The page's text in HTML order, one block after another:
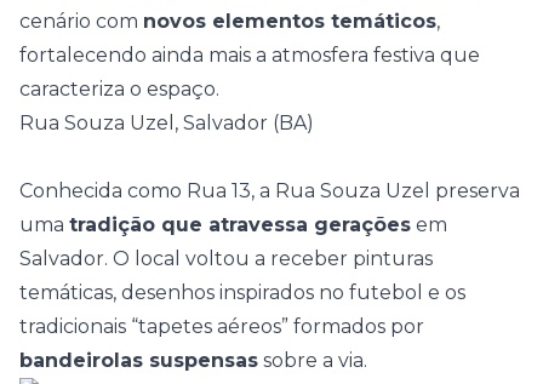
cenário com novos elementos temáticos,
fortalecendo ainda mais a atmosfera festiva que
caracteriza o espaço.
Rua Souza Uzel, Salvador (BA)
Conhecida como Rua 13, a Rua Souza Uzel preserva
uma tradição que atravessa gerações em
Salvador. O local voltou a receber pinturas
temáticas, desenhos inspirados no futebol e os
tradicionais “tapetes aéreos” formados por
bandeirolas suspensas sobre a via.